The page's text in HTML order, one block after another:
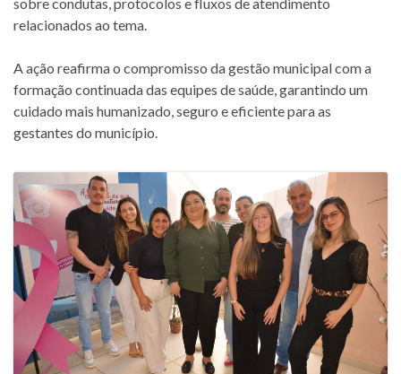
relacionados ao tema.
A ação reafirma o compromisso da gestão municipal com a
formação continuada das equipes de saúde, garantindo um
cuidado mais humanizado, seguro e eficiente para as
gestantes do município.